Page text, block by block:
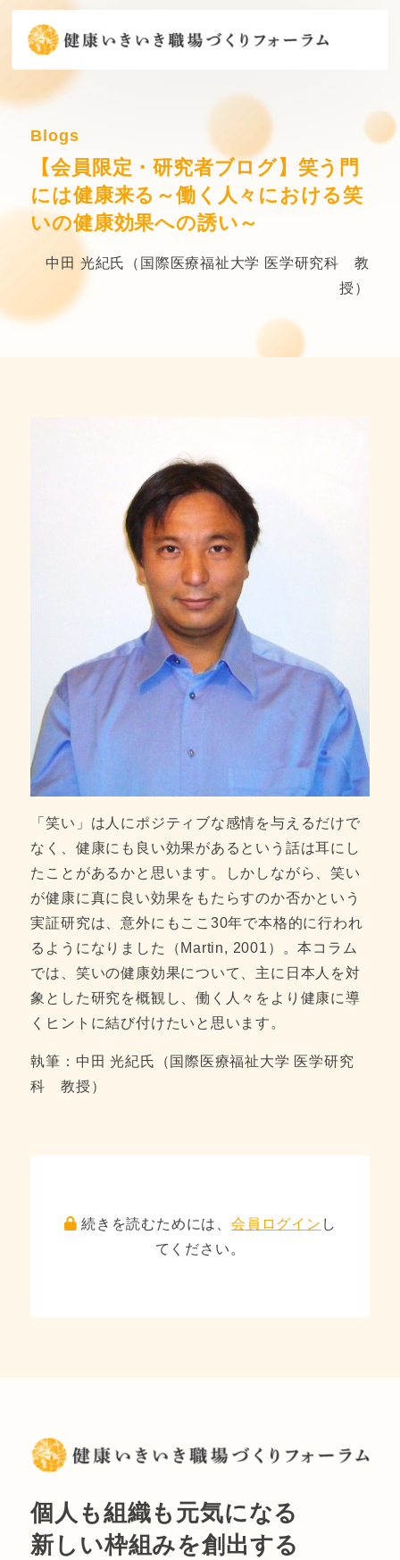
Blogs
【会員限定・研究者ブログ】笑う門
には健康来る～働く人々における笑
いの健康効果への誘い～
中田 光紀氏（国際医療福祉大学 医学研究科 教
授）
「笑い」は人にポジティブな感情を与えるだけで
なく、健康にも良い効果があるという話は耳にし
たことがあるかと思います。しかしながら、笑い
が健康に真に良い効果をもたらすのか否かという
実証研究は、意外にもここ30年で本格的に行われ
るようになりました（Martin, 2001）。本コラム
では、笑いの健康効果について、主に日本人を対
象とした研究を概観し、働く人々をより健康に導
くヒントに結び付けたいと思います。
執筆：中田 光紀氏（国際医療福祉大学 医学研究
科 教授）
続きを読むためには、 会員ログイン し
てください。
個人も組織も元気になる
新しい枠組みを創出する